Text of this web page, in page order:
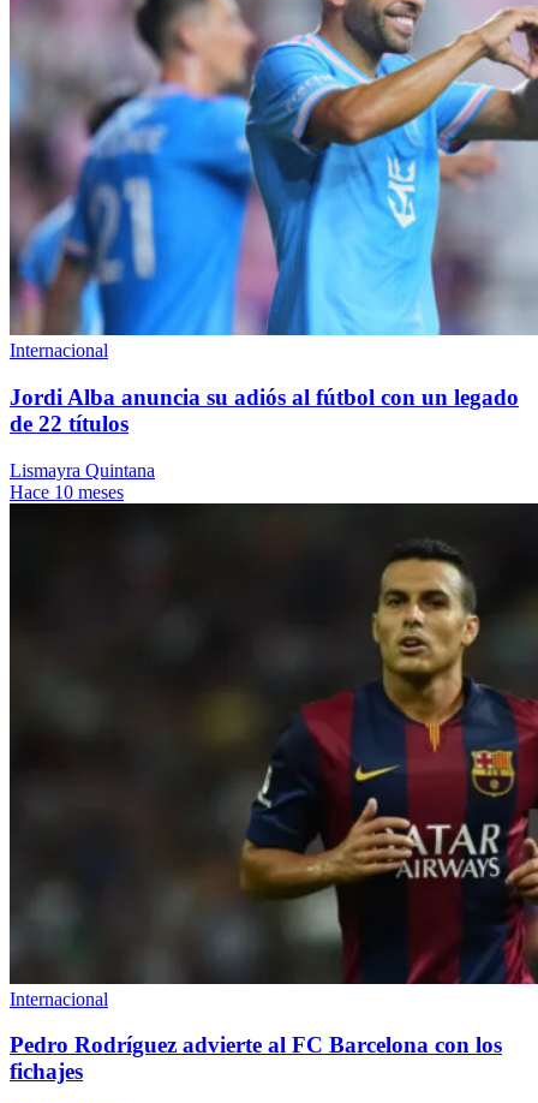
Internacional
Jordi Alba anuncia su adiós al fútbol con un legado
de 22 títulos
Lismayra Quintana
Hace 10 meses
Internacional
Pedro Rodríguez advierte al FC Barcelona con los
fichajes